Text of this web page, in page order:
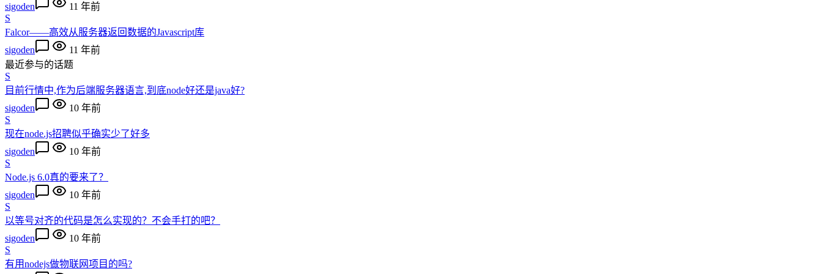
sigoden
11 年前
S
Falcor——高效从服务器返回数据的Javascript库
sigoden
11 年前
最近参与的话题
S
目前行情中,作为后端服务器语言,到底node好还是java好?
sigoden
10 年前
S
现在node.js招聘似乎确实少了好多
sigoden
10 年前
S
Node.js 6.0真的要来了？
sigoden
10 年前
S
以等号对齐的代码是怎么实现的？不会手打的吧？
sigoden
10 年前
S
有用nodejs做物联网项目的吗?